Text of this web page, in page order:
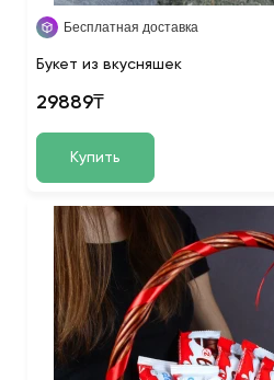
Бесплатная доставка
Букет из вкусняшек
29889₸
Купить